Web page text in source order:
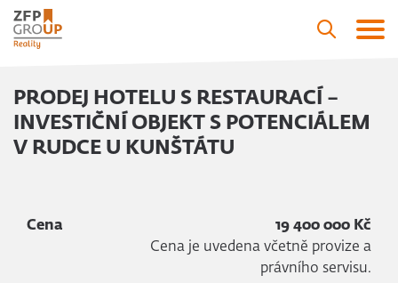
PRODEJ HOTELU S RESTAURACÍ –
INVESTIČNÍ OBJEKT S POTENCIÁLEM
V RUDCE U KUNŠTÁTU
Cena
19 400 000 Kč
Cena je uvedena včetně provize a
právního servisu.